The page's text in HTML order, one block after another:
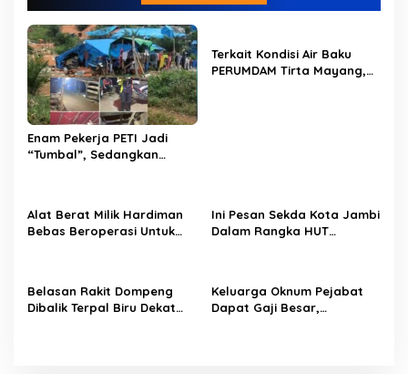
a
s
i
p
o
s
Enam Pekerja PETI Jadi
“Tumbal”, Sedangkan
Terkait Kondisi Air Baku
PERUMDAM Tirta Mayang,
Alat Berat Milik Hardiman
Bebas Beroperasi Untuk
Ini Pesan Sekda Kota Jambi
Dalam Rangka HUT
Belasan Rakit Dompeng
Dibalik Terpal Biru Dekat
Keluarga Oknum Pejabat
Dapat Gaji Besar,